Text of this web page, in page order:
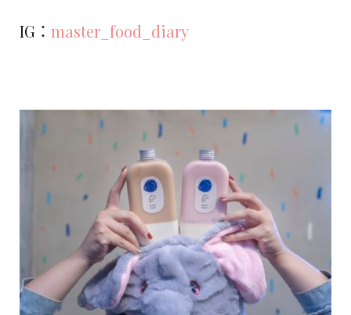
IG： master_food_diary